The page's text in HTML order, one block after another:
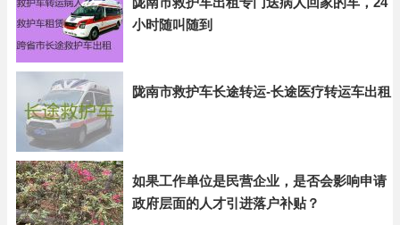
小时随叫随到
陇南市救护车长途转运-长途医疗转运车出租
如果工作单位是民营企业，是否会影响申请
政府层面的人才引进落户补贴？